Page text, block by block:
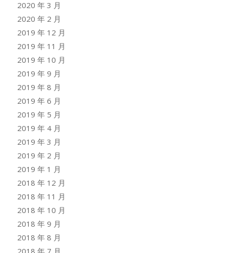
2020 年 3 月
2020 年 2 月
2019 年 12 月
2019 年 11 月
2019 年 10 月
2019 年 9 月
2019 年 8 月
2019 年 6 月
2019 年 5 月
2019 年 4 月
2019 年 3 月
2019 年 2 月
2019 年 1 月
2018 年 12 月
2018 年 11 月
2018 年 10 月
2018 年 9 月
2018 年 8 月
2018 年 7 月